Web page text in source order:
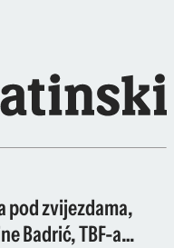
pod zvijezdama,
Badrić, TBF-a…